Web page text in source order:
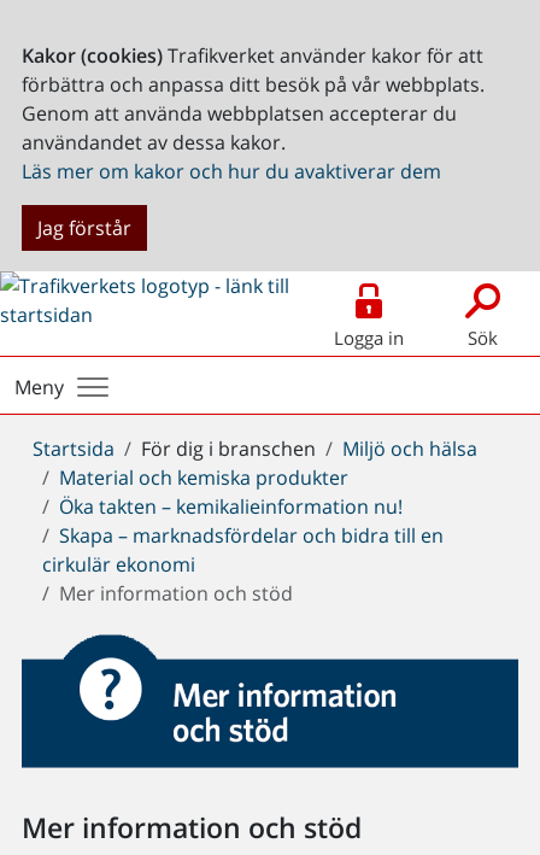
Kakor (cookies)Trafikverket använder kakor för att
förbättra och anpassa ditt besök på vår webbplats.
Genom att använda webbplatsen accepterar du
användandet av dessa kakor.
Läs mer om kakor och hur du avaktiverar dem
Jag förstår
Logga in Sök
Meny
Du
är
här:
Startsida För dig i branschen
Miljö och hälsa
Material och kemiska produkter
Öka takten – kemikalieinformation nu!
Skapa – marknadsfördelar och bidra till en
cirkulär ekonomi
Mer information och stöd
Mer information och stöd